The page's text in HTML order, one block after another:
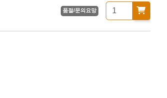
품절/문의요망